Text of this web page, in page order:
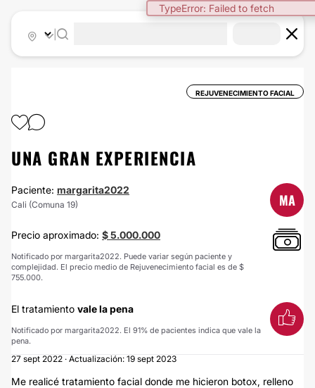
TypeError: Failed to fetch
REJUVENECIMIENTO FACIAL
UNA GRAN EXPERIENCIA
Paciente: margarita2022
Cali (Comuna 19) MA
Precio aproximado: $ 5.000.000
Notificado por margarita2022. Puede variar según paciente y
complejidad. El precio medio de Rejuvenecimiento facial es de $
755.000.
El tratamiento vale la pena
Notificado por margarita2022. El 91% de pacientes indica que vale la
pena.
27 sept 2022 · Actualización: 19 sept 2023
Me realicé tratamiento facial donde me hicieron botox, relleno